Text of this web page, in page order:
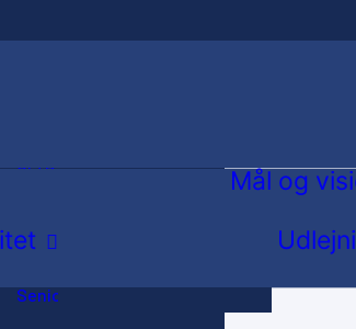
Old Boys
Triathlon
Seniorpetanque
Mål og
Fællesbestyrelsesmøder